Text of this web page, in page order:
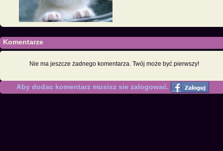
Komentarze
Nie ma jeszcze żadnego komentarza. Twój może być pierwszy!
Aby dodac komentarz musisz sie zalogować.